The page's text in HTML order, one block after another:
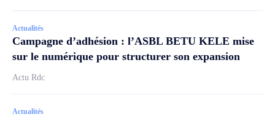
Actualités
Campagne d’adhésion : l’ASBL BETU KELE mise
sur le numérique pour structurer son expansion
Actu Rdc
Actualités